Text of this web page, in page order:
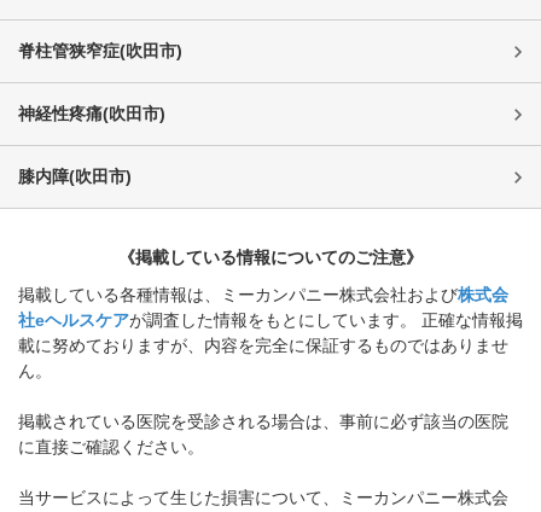
脊柱管狭窄症(吹田市)
神経性疼痛(吹田市)
膝内障(吹田市)
《掲載している情報についてのご注意》
掲載している各種情報は、ミーカンパニー株式会社および株式会
社eヘルスケアが調査した情報をもとにしています。 正確な情報掲
載に努めておりますが、内容を完全に保証するものではありませ
ん。
掲載されている医院を受診される場合は、事前に必ず該当の医院
に直接ご確認ください。
当サービスによって生じた損害について、ミーカンパニー株式会